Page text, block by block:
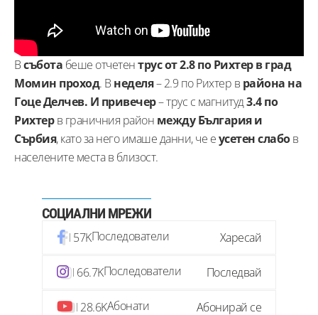
Всъбота беше отчетентрус от 2.8 по Рихтер в град
Момин проход. Внеделя– 2.9 по Рихтер в района на
Гоце Делчев. И привечер– трус с магнитуд3.4 по
Рихтерв граничния район между България и
Сърбия, като за него имаше данни, че еусетенслабов
населените места в близост.
СОЦИАЛНИ МРЕЖИ
57KПоследователи Харесай
66.7KПоследователи Последвай
28.6KАбонати Абонирай се